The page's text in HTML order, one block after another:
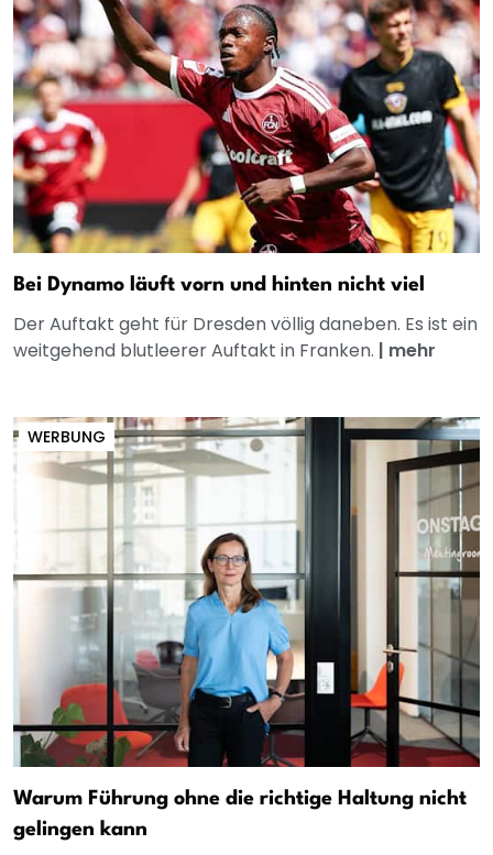
Bei Dynamo läuft vorn und hinten nicht viel
Der Auftakt geht für Dresden völlig daneben. Es ist ein
weitgehend blutleerer Auftakt in Franken. | mehr
WERBUNG
Warum Führung ohne die richtige Haltung nicht
gelingen kann